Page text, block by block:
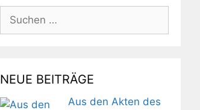
Suchen
nach:
NEUE BEITRÄGE
Aus den Akten des